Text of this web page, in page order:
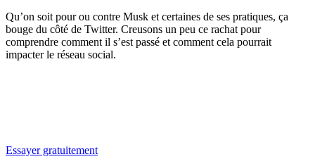
Qu’on soit pour ou contre Musk et certaines de ses pratiques, ça
bouge du côté de Twitter. Creusons un peu ce rachat pour
comprendre comment il s’est passé et comment cela pourrait
impacter le réseau social.
Essayer gratuitement